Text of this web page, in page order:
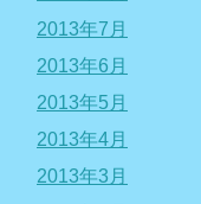
2013年7月
2013年6月
2013年5月
2013年4月
2013年3月